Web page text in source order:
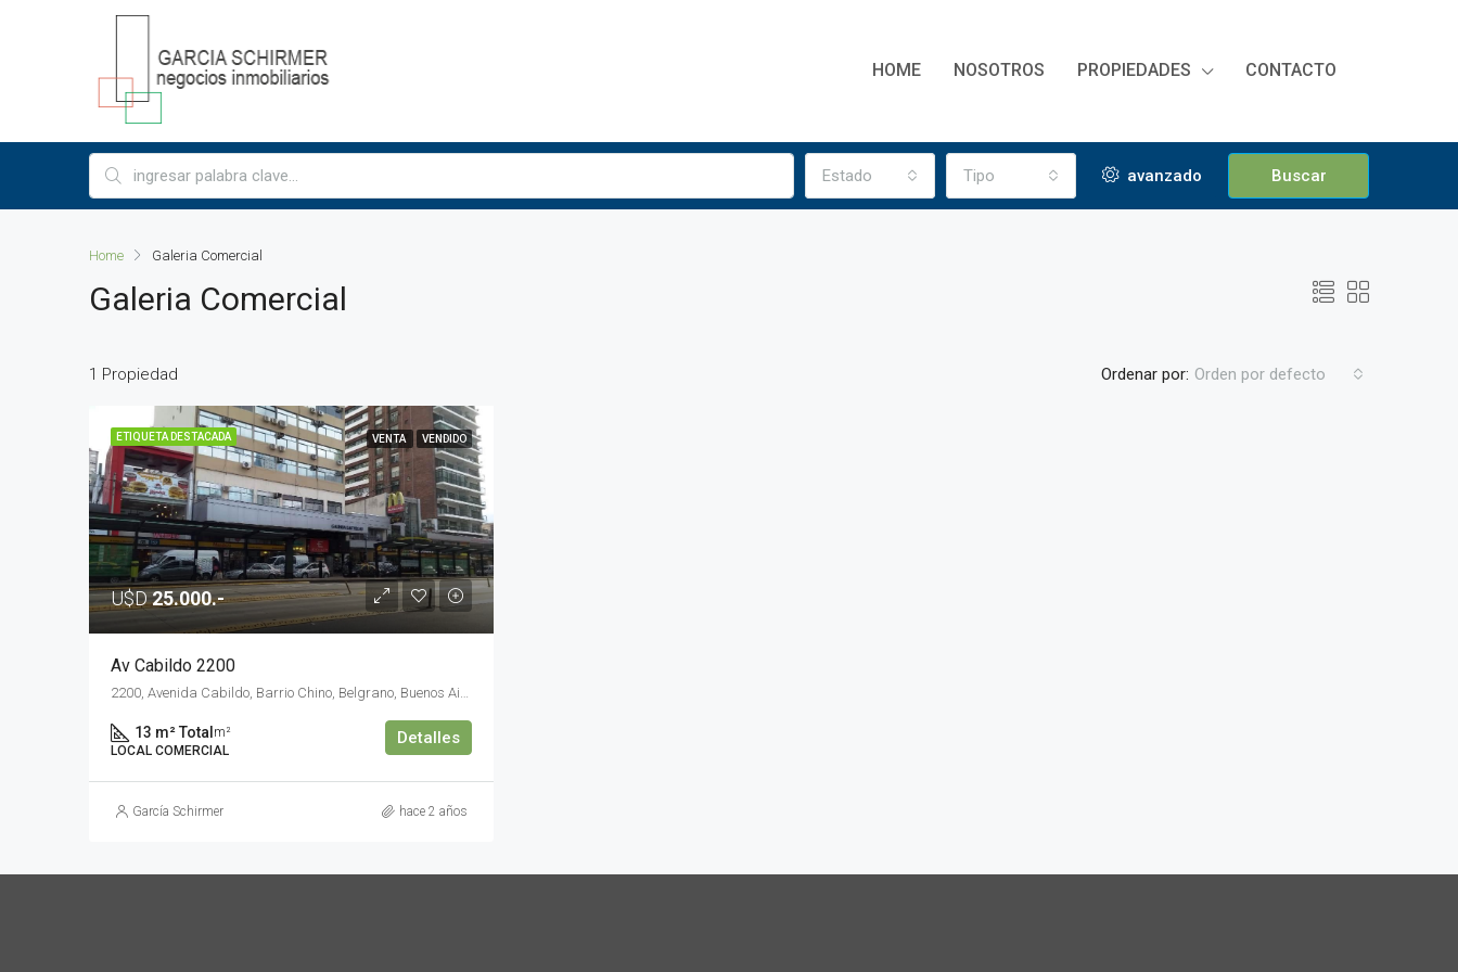
HOME NOSOTROS PROPIEDADES CONTACTO
Estado Tipo avanzado Buscar
Home Galeria Comercial
Galeria Comercial
1 Propiedad Ordenar por: Orden por defecto
ETIQUETA DESTACADA VENTA VENDIDO
U$D25.000.-
Av Cabildo 2200
13 m² Total m²
LOCAL COMERCIAL
Detalles
García Schirmer hace 2 años